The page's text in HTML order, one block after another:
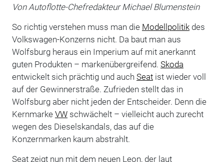
Von Autoflotte-Chefredakteur Michael Blumenstein
So richtig verstehen muss man die Modellpolitikdes
Volkswagen-Konzerns nicht. Da baut man aus
Wolfsburg heraus ein Imperium auf mit anerkannt
guten Produkten – markenübergreifend. Skoda
entwickelt sich prächtig und auch Seatist wieder voll
auf der Gewinnerstraße. Zufrieden stellt das in
Wolfsburg aber nicht jeden der Entscheider. Denn die
Kernmarke VWschwächelt – vielleicht auch zurecht
wegen des Dieselskandals, das auf die
Konzernmarken kaum abstrahlt.
Seat zeigt nun mit dem neuen Leon, der laut